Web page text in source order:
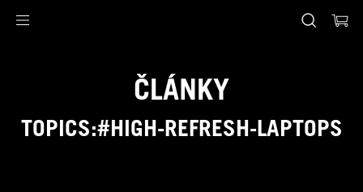
ČLÁNKY
TOPICS:#HIGH-REFRESH-LAPTOPS